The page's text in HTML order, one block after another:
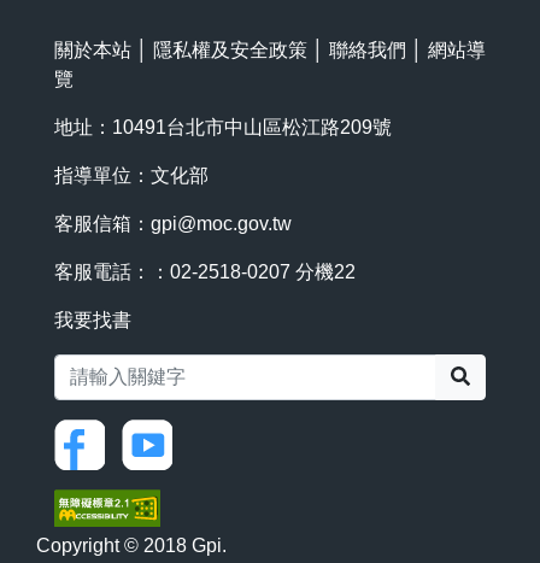
關於本站 隱私權及安全政策 聯絡我們
網站導
覽
地址：10491台北市中山區松江路209號
指導單位：文化部
客服信箱： gpi@moc.gov.tw
客服電話：：02-2518-0207 分機22
我要找書
Copyright © 2018 Gpi.